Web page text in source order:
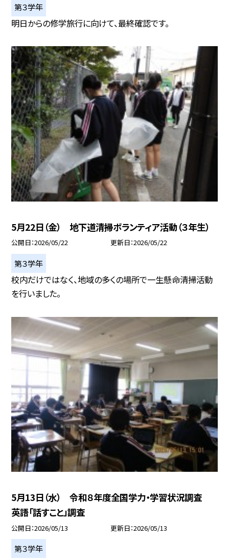
第３学年
明日からの修学旅行に向けて、最終確認です。
5月22日（金） 地下道清掃ボランティア活動（３年生）
公開日 2026/05/22 更新日 2026/05/22
第３学年
校内だけではなく、地域の多くの場所で一生懸命清掃活動
を行いました。
5月13日（水） 令和８年度全国学力・学習状況調査
英語「話すこと」調査
公開日 2026/05/13 更新日 2026/05/13
第３学年